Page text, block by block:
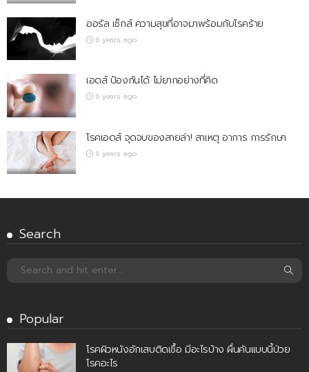
ออรัล เซ็กส์ ความสุขที่อาจมาพร้อมกับโรคร้าย
6 years ago
เอดส์ ป้องกันได้ ไม่ยากอย่างที่คิด
6 years ago
โรคเอดส์ จุดจบของสายล่า! สาเหตุ อาการ การรักษา
6 years ago
Search
Popular
โรคผิวหนังอักเสบติดเชื้อ มีอะไรบ้าง ผื่นคันแบบนี้ป่วย
โรคอะไร